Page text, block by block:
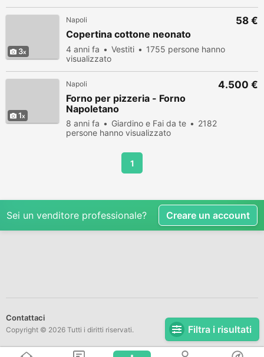
Filtra i risultati
3
Napoli
Copertina cottone neonato
4 anni fa Vestiti
1755 persone hanno
visualizzato
58 €
1
Napoli
Forno per pizzeria - Forno
Napoletano
8 anni fa Giardino e Fai da te
2182
persone hanno visualizzato
4.500 €
1
Sei un venditore professionale? Creare un account
Contattaci
Copyright © 2026 Tutti i diritti riservati.